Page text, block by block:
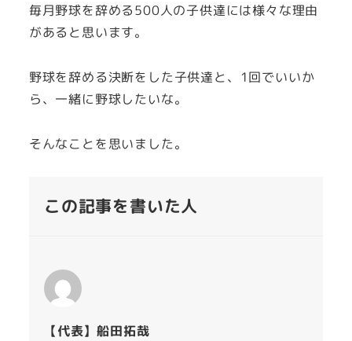
毎月野球を辞める500人の子供達には様々な理由
があると思います。
野球を辞める決断をした子供達と、1回でいいか
ら、一緒に野球したいな。
そんなことを思いました。
この記事を書いた人
【代表】船田拓哉